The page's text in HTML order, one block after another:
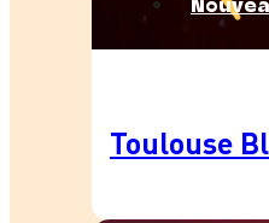
Toulouse